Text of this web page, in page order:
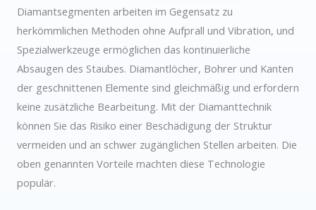
Diamantsegmenten arbeiten im Gegensatz zu
herkömmlichen Methoden ohne Aufprall und Vibration, und
Spezialwerkzeuge ermöglichen das kontinuierliche
Absaugen des Staubes. Diamantlöcher, Bohrer und Kanten
der geschnittenen Elemente sind gleichmäßig und erfordern
keine zusätzliche Bearbeitung. Mit der Diamanttechnik
können Sie das Risiko einer Beschädigung der Struktur
vermeiden und an schwer zugänglichen Stellen arbeiten. Die
oben genannten Vorteile machten diese Technologie
populär.